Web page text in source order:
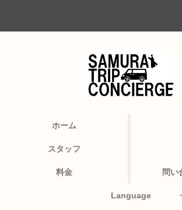
ホーム
スタッフ
料金 問い
Language